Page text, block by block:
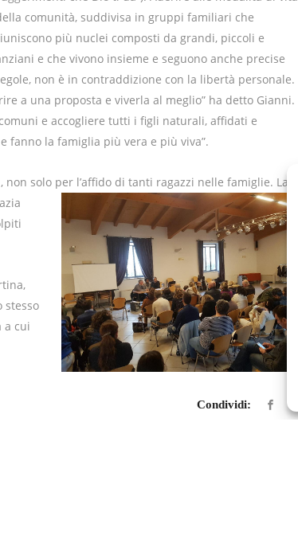
comunità, suddivisa in gruppi familiari che
più nuclei composti da grandi, piccoli e
e che vivono insieme e seguono anche precise
non è in contraddizione con la libertà personale.
a una proposta e viverla al meglio” ha detto Gianni.
e accogliere tutti i figli naturali, affidati e
la famiglia più vera e più viva”.
, non solo per l’affido di tanti ragazzi nelle famiglie. La
stesso
a cui
Condividi: